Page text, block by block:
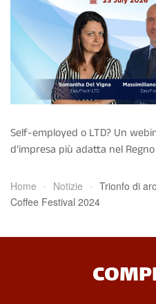
Self-employed o LTD? Un
d’impresa più adatta nel
Home Notizie
Trionfo di
Coffee Festival 2024